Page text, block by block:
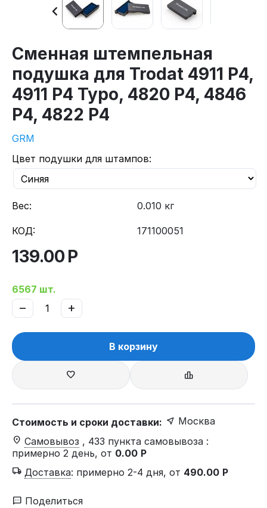
Сменная штемпельная
подушка для Trodat 4911 P4,
4911 P4 Typo, 4820 Р4, 4846
Р4, 4822 Р4
GRM
Цвет подушки для штампов:
Вес: 0.010 кг
КОД: 171100051
139.00Р
6567 шт.
+
−
В корзину
Стоимость и сроки доставки:
Москва
Самовывоз , 433 пункта самовывоза :
примерно 2 день, от 0.00 Р
Доставка: примерно 2-4 дня, от 490.00 Р
Поделиться